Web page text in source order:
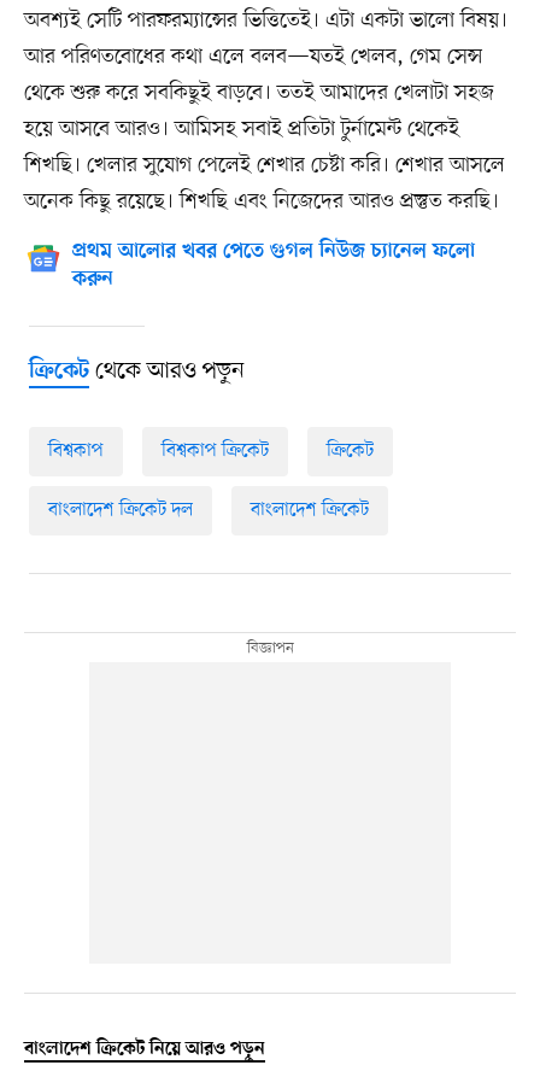
অবশ্যই সেটি পারফরম্যান্সের ভিত্তিতেই। এটা একটা ভালো বিষয়।
আর পরিণতবোধের কথা এলে বলব—যতই খেলব, গেম সেন্স
থেকে শুরু করে সবকিছুই বাড়বে। ততই আমাদের খেলাটা সহজ
হয়ে আসবে আরও। আমিসহ সবাই প্রতিটা টুর্নামেন্ট থেকেই
শিখছি। খেলার সুযোগ পেলেই শেখার চেষ্টা করি। শেখার আসলে
অনেক কিছু রয়েছে। শিখছি এবং নিজেদের আরও প্রস্তুত করছি।
প্রথম আলোর খবর পেতে গুগল নিউজ চ্যানেল ফলো
করুন
ক্রিকেটথেকে আরও পড়ুন
বিশ্বকাপ বিশ্বকাপ ক্রিকেট ক্রিকেট
বাংলাদেশ ক্রিকেট দল বাংলাদেশ ক্রিকেট
বাংলাদেশ ক্রিকেট নিয়ে আরও পড়ুন